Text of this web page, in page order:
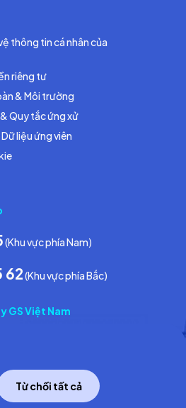
thông tin cá nhân của
riêng tư
& Môi trường
Quy tắc ứng xử
liệu ứng viên
(Khu vực phía Nam)
62(Khu vực phía Bắc)
GS Việt Nam
Battery Vietnam Co., Ltd
Từ chối tất cả